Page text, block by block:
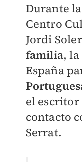
Durante
Centro
Jordi
familia,
España
el
contacto
Serrat.